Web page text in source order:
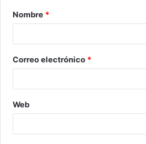
Nombre *
Correo electrónico *
Web